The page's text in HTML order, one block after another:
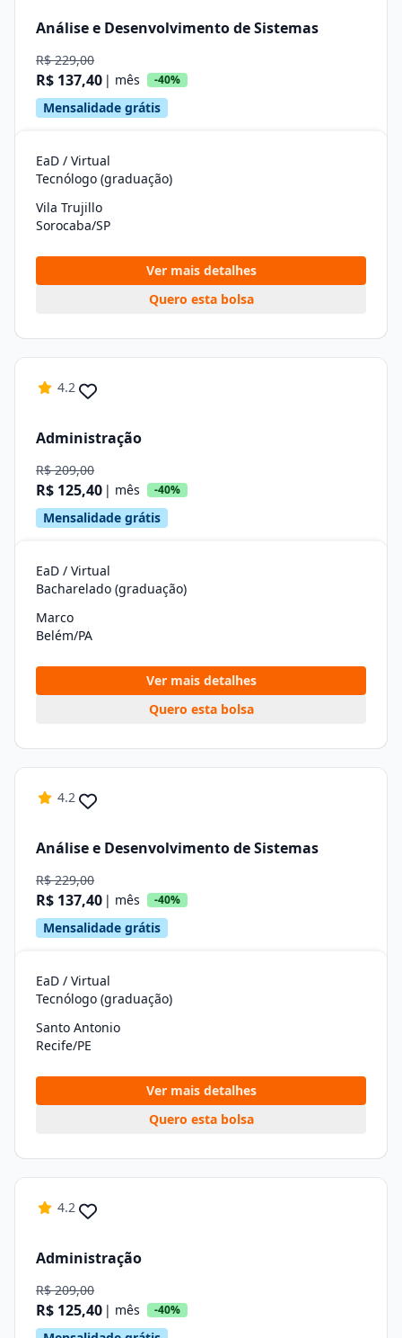
Análise e Desenvolvimento de Sistemas
R$ 229,00
R$ 137,40 | mês -40%
Mensalidade grátis
EaD / Virtual
Tecnólogo (graduação)
Vila Trujillo
Sorocaba/SP
Ver mais detalhes
Quero esta bolsa
4.2
Administração
R$ 209,00
R$ 125,40 | mês -40%
Mensalidade grátis
EaD / Virtual
Bacharelado (graduação)
Marco
Belém/PA
Ver mais detalhes
Quero esta bolsa
4.2
Análise e Desenvolvimento de Sistemas
R$ 229,00
R$ 137,40 | mês -40%
Mensalidade grátis
EaD / Virtual
Tecnólogo (graduação)
Santo Antonio
Recife/PE
Ver mais detalhes
Quero esta bolsa
4.2
Administração
R$ 209,00
R$ 125,40 | mês -40%